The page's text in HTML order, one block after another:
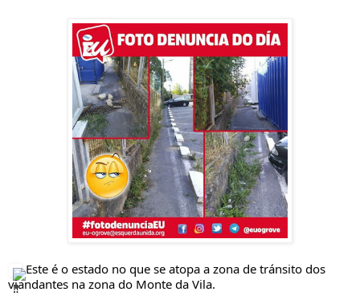
Este é o estado no que se atopa a zona de tránsito dos
viandantes na zona do Monte da Vila.